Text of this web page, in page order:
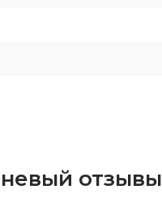
отзывы